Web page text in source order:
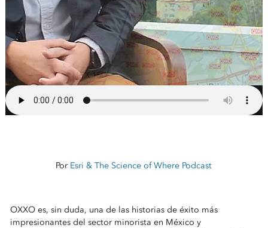
Por Esri & The Science of Where Podcast
OXXO es, sin duda, una de las historias de éxito más
impresionantes del sector minorista en México y